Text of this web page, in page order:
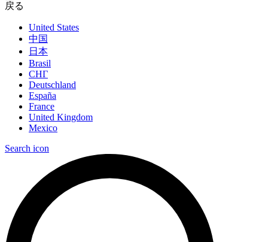
戻る
United States
中国
日本
Brasil
СНГ
Deutschland
España
France
United Kingdom
Mexico
Search icon